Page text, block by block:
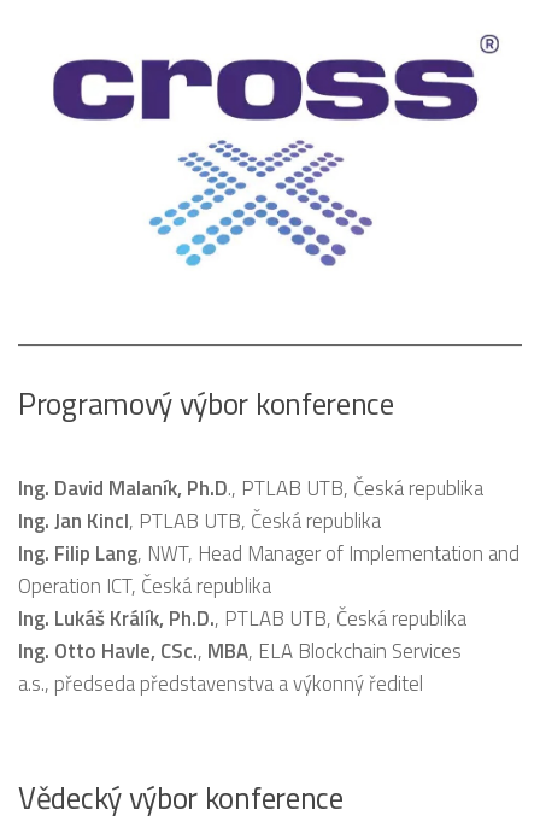
Programový výbor konference
Ing. David Malaník, Ph.D., PTLAB UTB, Česká republika
Ing. Jan Kincl, PTLAB UTB, Česká republika
Ing. Filip Lang, NWT, Head Manager of Implementation and
Operation ICT, Česká republika
Ing. Lukáš Králík, Ph.D., PTLAB UTB, Česká republika
Ing. Otto Havle, CSc., MBA, ELA Blockchain Services
a.s., předseda představenstva a výkonný ředitel
Vědecký výbor konference